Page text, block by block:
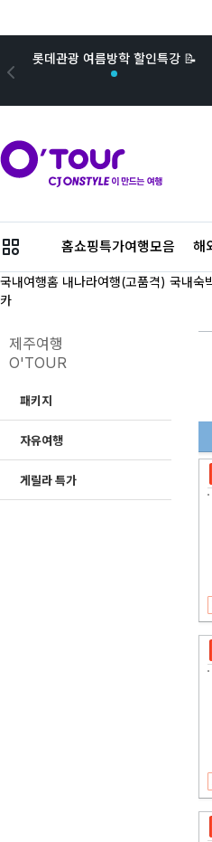
롯데관광 여름방학 할인특강 📝
메
버
튼
홈쇼핑특가여행모음 해
국내여행홈 내나라여행(고품격) 국내숙
카
제주여행
O'TOUR
패키지
자유여행
게릴라 특가